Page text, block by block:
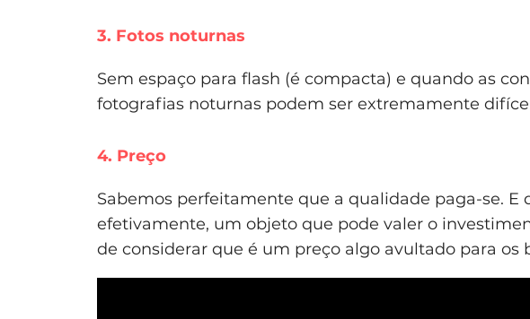
3. Fotos noturnas
Sem espaço para flash (é compacta) e quando as
fotografias noturnas podem ser extremamente
4. Preço
Sabemos perfeitamente que a qualidade paga-se. E
efetivamente, um objeto que pode valer o
de considerar que é um preço algo avultado para os